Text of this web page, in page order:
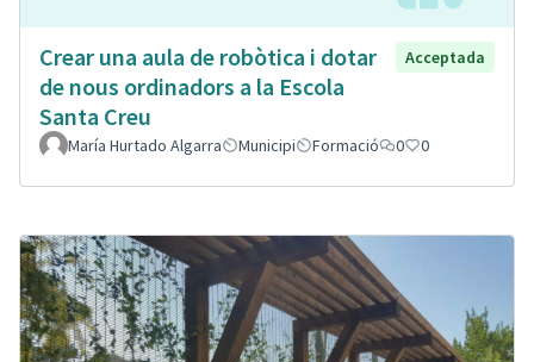
Crear una aula de robòtica i dotar
de nous ordinadors a la Escola
Santa Creu
Acceptada
María Hurtado Algarra Municipi Formació 0 0